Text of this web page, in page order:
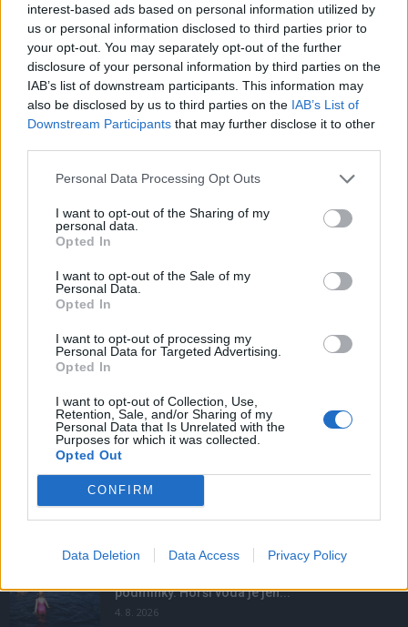
interest-based ads based on personal information utilized by
us or personal information disclosed to third parties prior to
your opt-out. You may separately opt-out of the further
disclosure of your personal information by third parties on the
IAB’s list of downstream participants. This information may
also be disclosed by us to third parties on the IAB’s List of
Downstream Participants that may further disclose it to other
Personal Data Processing Opt Outs
I want to opt-out of the Sharing of my
personal data.
Opted In
I want to opt-out of the Sale of my
Personal Data.
Opted In
I want to opt-out of processing my
Personal Data for Targeted Advertising.
Opted In
I want to opt-out of Collection, Use,
Retention, Sale, and/or Sharing of my
Personal Data that Is Unrelated with the
Purposes for which it was collected.
Opted Out
CONFIRM
Data Deletion Data Access Privacy Policy
Váš názor
Václav Dvořák k dubnovému
zastupitelstvu. Prodej školy, dotace
i ztráty Technických služeb
NOVINKY
Obděnice vzpomínaly na filmovou legendu
6. 8. 2026
podmínky. Horší voda je jen...
4. 8. 2026